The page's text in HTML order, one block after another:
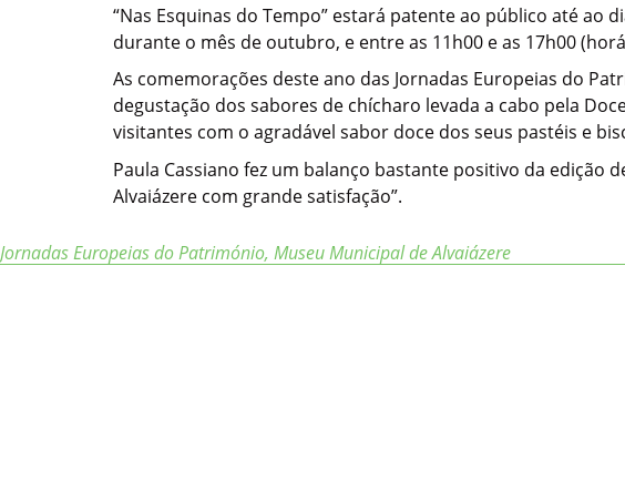
“Nas Esquinas do Tempo” estará patente ao público até ao
durante o mês de outubro, e entre as 11h00 e as 17h00
As comemorações deste ano das Jornadas Europeias do
degustação dos sabores de chícharo levada a cabo pela
visitantes com o agradável sabor doce dos seus pastéis e
Paula Cassiano fez um balanço bastante positivo da
Alvaiázere com grande satisfação”.
Jornadas Europeias do Património, Museu Municipal de Alvaiázere